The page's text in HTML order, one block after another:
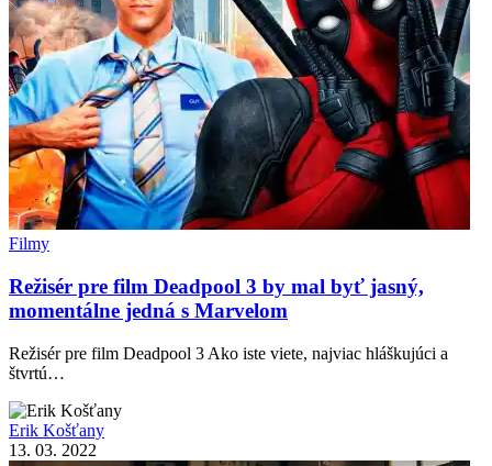
Filmy
Režisér pre film Deadpool 3 by mal byť jasný,
momentálne jedná s Marvelom
Režisér pre film Deadpool 3 Ako iste viete, najviac hláškujúci a
štvrtú…
Erik Košťany
13. 03. 2022